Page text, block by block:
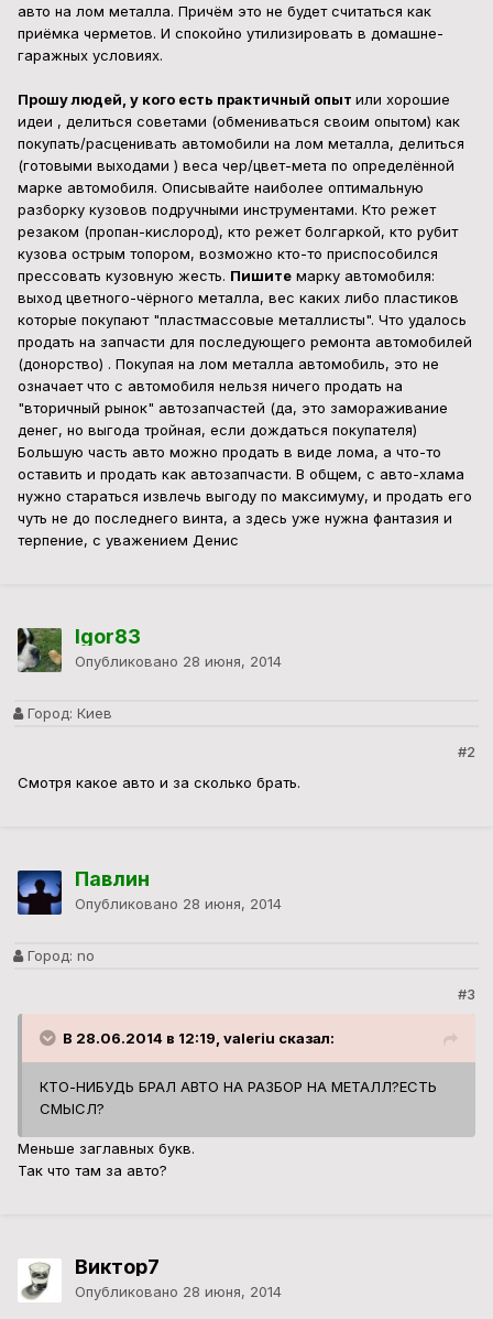
авто на лом металла. Причём это не будет считаться как
приёмка черметов. И спокойно утилизировать в домашне-
гаражных условиях.
Прошу людей, у кого есть практичный опыт или хорошие
идеи , делиться советами (обмениваться своим опытом) как
покупать/расценивать автомобили на лом металла, делиться
(готовыми выходами ) веса чер/цвет-мета по определённой
марке автомобиля. Описывайте наиболее оптимальную
разборку кузовов подручными инструментами. Кто режет
резаком (пропан-кислород), кто режет болгаркой, кто рубит
кузова острым топором, возможно кто-то приспособился
прессовать кузовную жесть. Пишите марку автомобиля:
выход цветного-чёрного металла, вес каких либо пластиков
которые покупают "пластмассовые металлисты". Что удалось
продать на запчасти для последующего ремонта автомобилей
(донорство) . Покупая на лом металла автомобиль, это не
означает что с автомобиля нельзя ничего продать на
"вторичный рынок" автозапчастей (да, это замораживание
денег, но выгода тройная, если дождаться покупателя)
Большую часть авто можно продать в виде лома, а что-то
оставить и продать как автозапчасти. В общем, с авто-хлама
нужно стараться извлечь выгоду по максимуму, и продать его
чуть не до последнего винта, а здесь уже нужна фантазия и
терпение, c уважением Денис
Igor83
Опубликовано 28 июня, 2014
Город: Киев
#2
Смотря какое авто и за сколько брать.
Павлин
Опубликовано 28 июня, 2014
Город: no
#3
В 28.06.2014 в 12:19, valeriu сказал:
КТО-НИБУДЬ БРАЛ АВТО НА РАЗБОР НА МЕТАЛЛ?ЕСТЬ
СМЫСЛ?
Меньше заглавных букв.
Так что там за авто?
Виктор7
Опубликовано 28 июня, 2014